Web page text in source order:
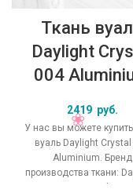
Ткань
Daylight
004
2419 руб.
У нас вы можете
вуаль Daylight
Aluminium. Бренд
производства ткани:
коллекция Crystal,